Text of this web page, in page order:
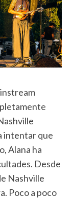
intentar que
Alana ha
Desde
Nashville
Poco a poco